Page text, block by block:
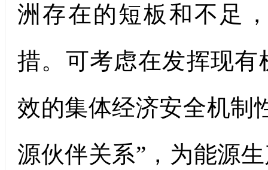
洲存在的短板和不足
措。可考虑在发挥现
效的集体经济安全机制
源伙伴关系”，为能源